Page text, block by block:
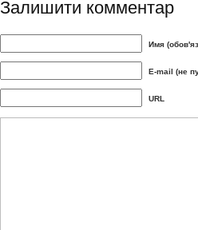
Залишити комментар
Имя
E-mail (не
URL